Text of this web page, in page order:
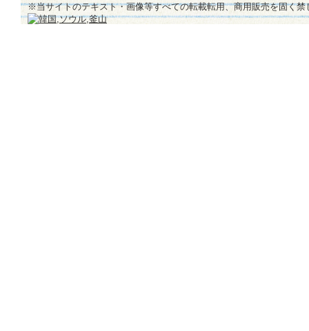
※当サイトのテキスト・画像等すべての転載転用、商用販売を固く禁